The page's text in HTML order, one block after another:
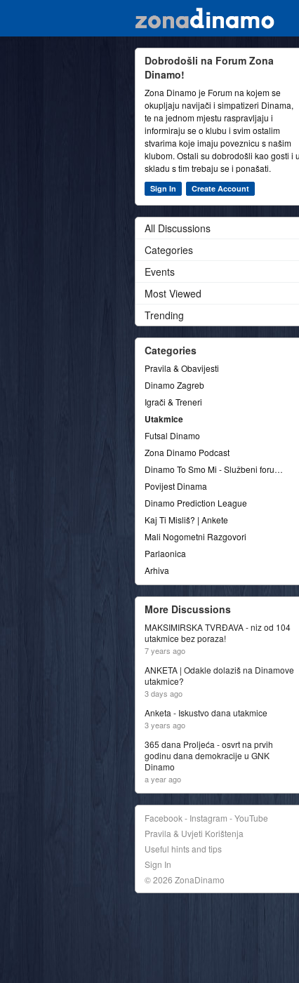
Dobrodošli na Forum Zona
Dinamo!
Zona Dinamo je Forum na kojem se
okupljaju navijači i simpatizeri Dinama,
te na jednom mjestu raspravljaju i
informiraju se o klubu i svim ostalim
stvarima koje imaju poveznicu s našim
klubom. Ostali su dobrodošli kao gosti i u
skladu s tim trebaju se i ponašati.
Sign In Create Account
All Discussions
Categories
Events
Most Viewed
Trending
Categories
Pravila & Obavijesti
Dinamo Zagreb
Igrači & Treneri
Utakmice
Futsal Dinamo
Zona Dinamo Podcast
Dinamo To Smo Mi - Službeni forum udruge
Povijest Dinama
Dinamo Prediction League
Kaj Ti Misliš? | Ankete
Mali Nogometni Razgovori
Parlaonica
Arhiva
More Discussions
MAKSIMIRSKA TVRĐAVA - niz od 104
utakmice bez poraza!
7 years ago
ANKETA | Odakle dolaziš na Dinamove
utakmice?
3 days ago
Anketa - Iskustvo dana utakmice
3 years ago
365 dana Proljeća - osvrt na prvih
godinu dana demokracije u GNK
Dinamo
a year ago
Facebook - Instagram - YouTube
Pravila & Uvjeti Korištenja
Useful hints and tips
Sign In
© 2026 ZonaDinamo